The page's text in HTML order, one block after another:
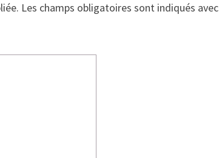
Les champs obligatoires sont indiqués avec